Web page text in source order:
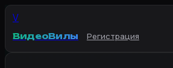
V
ВидеоВилы Регистрация